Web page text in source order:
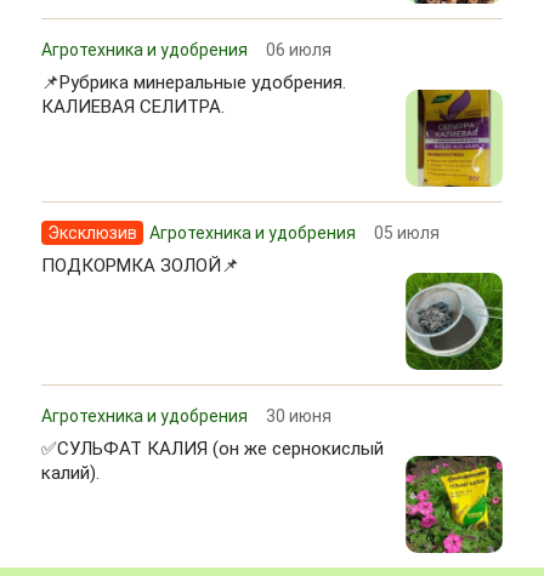
Агротехника и удобрения 06 июля
📌Рубрика минеральные удобрения.
КАЛИЕВАЯ СЕЛИТРА.
Эксклюзив Агротехника и удобрения 05 июля
ПОДКОРМКА ЗОЛОЙ📌
Агротехника и удобрения 30 июня
✅СУЛЬФАТ КАЛИЯ (он же сернокислый
калий).